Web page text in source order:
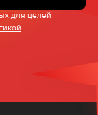
для целей